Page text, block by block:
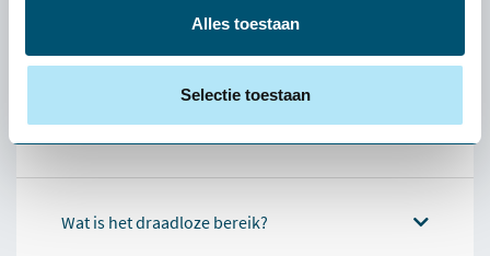
Alles toestaan
Selectie toestaan
Wat is het draadloze bereik?